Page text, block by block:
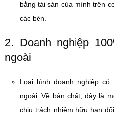
bằng tài sản của mình trên
các bên.
2. Doanh nghiệp
ngoài
Loại hình doanh nghiệp
ngoài. Về bản chất, đây là
chịu trách nhiệm hữu hạn